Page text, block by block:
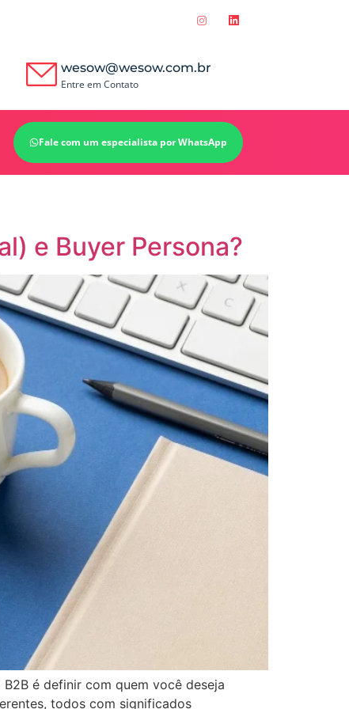
wesow@wesow.com.br
Entre em Contato
Fale com um especialista por WhatsApp
e Buyer Persona?
é definir com quem você deseja
todos com significados